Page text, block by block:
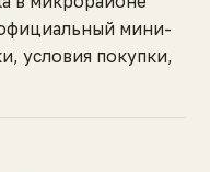
мини-
условия покупки,